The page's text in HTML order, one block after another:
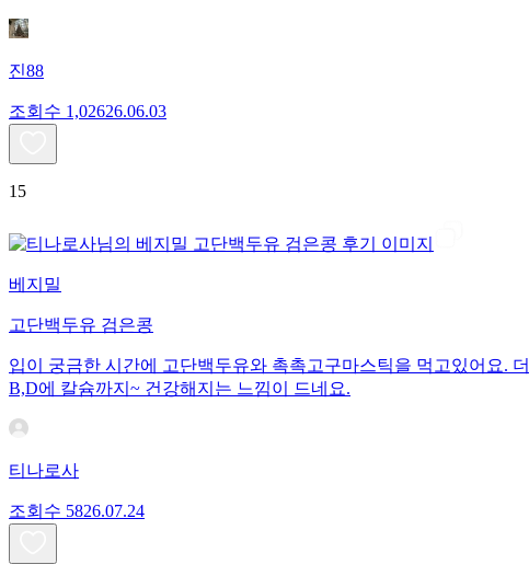
진88
조회수 1,02626.06.03
15
베지밀
고단백두유 검은콩
입이 궁금한 시간에 고단백두유와 촉촉고구마스틱을 먹고있어요.
B,D에 칼슘까지~ 건강해지는 느낌이 드네요.
티나로사
조회수 5826.07.24